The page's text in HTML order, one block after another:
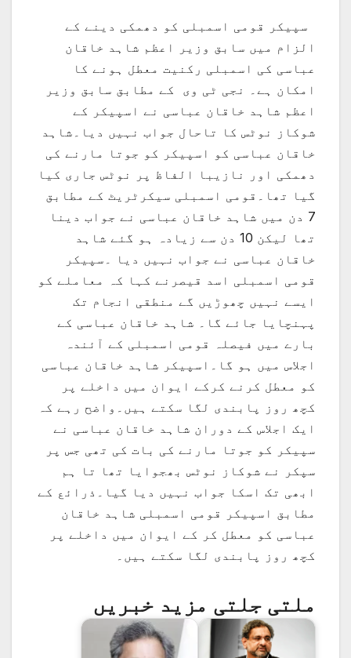
سپیکر قومی اسمبلی کو دھمکی دینے کے
الزام میں سابق وزیر اعظم شاہد خاقان
عباسی کی اسمبلی رکنیت معطل ہونے کا
امکان ہے۔ نجی ٹی وی کے مطابق سابق وزیر
اعظم شاہد خاقان عباسی نے اسپیکر کے
شوکاز نوٹس کا تاحال جواب نہیں دیا۔شاہد
خاقان عباسی کو اسپیکر کو جوتا مارنے کی
دھمکی اور نازیبا الفاظ پر نوٹس جاری کیا
گیا تھا۔قومی اسمبلی سیکرٹریٹ کے مطابق
7 دن میں شاہد خاقان عباسی نے جواب دینا
تھا لیکن 10 دن سے زیادہ ہو گئے شاہد
خاقان عباسی نے جواب نہیں دیا ۔سپیکر
قومی اسمبلی اسد قیصرنے کہا کہ معاملے کو
ایسے نہیں چھوڑیں گے منطقی انجام تک
پہنچایا جائے گا۔ شاہد خاقان عباسی کے
بارے میں فیصلہ قومی اسمبلی کے آئندہ
اجلاس میں ہو گا۔اسپیکر شاہد خاقان عباسی
کو معطل کرنے کرکے ایوان میں داخلے پر
کچھ روز پابندی لگا سکتے ہیں۔واضح رہے کہ
ایک اجلاس کے دوران شاہد خاقان عباسی نے
سپیکر کو جوتا مارنے کی بات کی تھی جس پر
سپکر نے شوکاز نوٹس بھجوایا تھا تا ہم
ابھی تک اسکا جواب نہیں دیا گیا۔ذرائع کے
مطابق اسپیکر قومی اسمبلی شاہد خاقان
عباسی کو معطل کر کے ایوان میں داخلے پر
کچھ روز پابندی لگا سکتے ہیں۔
ملتی جلتی مزید خبریں